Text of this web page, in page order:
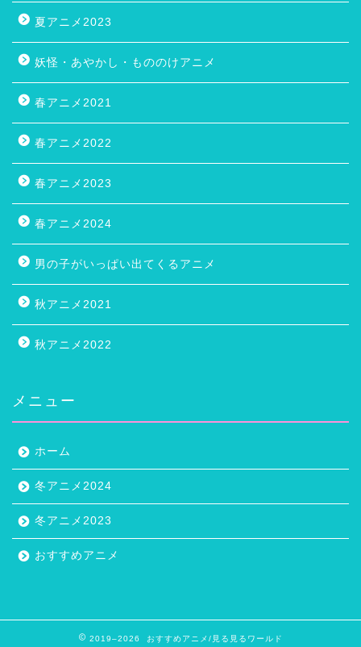
夏アニメ2023
妖怪・あやかし・もののけアニメ
春アニメ2021
春アニメ2022
春アニメ2023
春アニメ2024
男の子がいっぱい出てくるアニメ
秋アニメ2021
秋アニメ2022
メニュー
ホーム
冬アニメ2024
冬アニメ2023
おすすめアニメ
2019–2026 おすすめアニメ/見る見るワールド